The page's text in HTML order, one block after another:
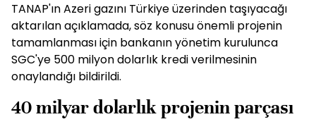
TANAP'ın Azeri gazını Türkiye üzerinden taşıyacağı
aktarılan açıklamada, söz konusu önemli projenin
tamamlanması için bankanın yönetim kurulunca
SGC'ye 500 milyon dolarlık kredi verilmesinin
onaylandığı bildirildi.
40 milyar dolarlık projenin parçası